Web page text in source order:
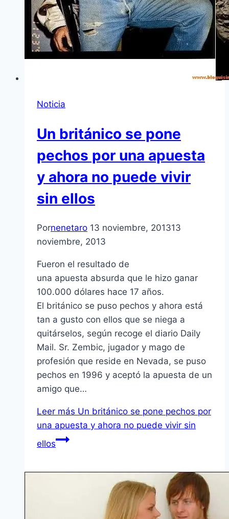
Noticia
Un británico se pone
pechos por una apuesta
y ahora no puede vivir
sin ellos
Pornenetaro 13 noviembre, 201313
noviembre, 2013
Fueron el resultado de
una apuesta absurda que le hizo ganar
100.000 dólares hace 17 años.
El británico se puso pechos y ahora está
tan a gusto con ellos que se niega a
quitárselos, según recoge el diario Daily
Mail. Sr. Zembic, jugador y mago de
profesión que reside en Nevada, se puso
pechos en 1996 y aceptó la apuesta de un
amigo que…
Leer más Un británico se pone pechos por
una apuesta y ahora no puede vivir sin
ellos